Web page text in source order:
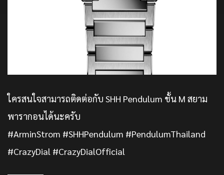
ใครสนใจสามารถติดต่อกับ SHH Pendulum ชั้น M สยาม
พารากอนได้นะครับ
#ArminStrom #SHHPendulum #PendulumThailand
#CrazyDial #CrazyDialOfficial